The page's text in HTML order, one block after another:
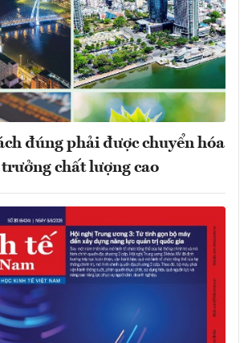
đúng phải được chuyển hóa
chất lượng cao